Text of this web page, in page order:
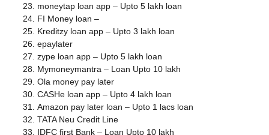
moneytap loan app – Upto 5 lakh loan
FI Money loan –
Kreditzy loan app – Upto 3 lakh loan
epaylater
zype loan app – Upto 5 lakh loan
Mymoneymantra – Loan Upto 10 lakh
Ola money pay later
CASHe loan app – Upto 4 lakh loan
Amazon pay later loan – Upto 1 lacs loan
TATA Neu Credit Line
IDFC first Bank – Loan Upto 10 lakh